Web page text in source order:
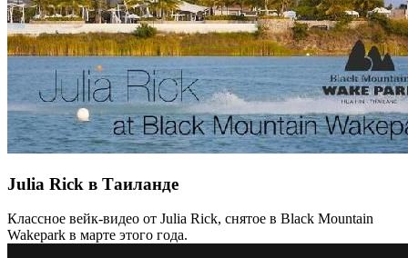
Julia Rick в Таиланде
Классное вейк-видео от Julia Rick, снятое в Black Mountain
Wakepark в марте этого года.